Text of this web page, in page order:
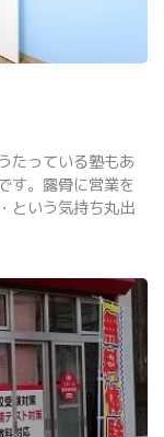
たっている塾もあ
す。露骨に営業を
という気持ち丸出